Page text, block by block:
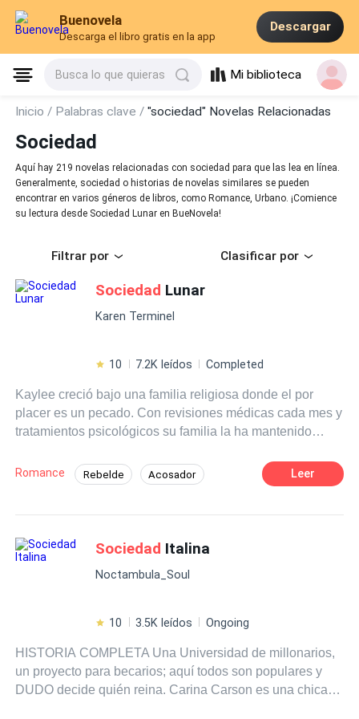
Buenovela
Descarga el libro gratis en la app
Descargar
Busca lo que quieras Mi biblioteca
Inicio / Palabras clave /"sociedad" Novelas Relacionadas
Sociedad
Aquí hay 219 novelas relacionadas con sociedad para que las lea en línea.
Generalmente, sociedad o historias de novelas similares se pueden
encontrar en varios géneros de libros, como Romance, Urbano. ¡Comience
su lectura desde Sociedad Lunar en BueNovela!
Filtrar por Clasificar por
Sociedad Lunar
Karen Terminel
10 7.2K leídos Completed
Kaylee creció bajo una familia religiosa donde el por
placer es un pecado. Con revisiones médicas cada mes y
tratamientos psicológicos su familia la ha mantenido
veinticinco y manteniéndose tiene un único deseo y es
dejar de serlo. Él creció bajo el rechazo familiar, donde
el chico perfecto. Educado, con notas perfectas y además
presidente de la
popularidad entre las chicas y la gran cantidad de dígitos
yo y su gran secreto. Su gran amor por el BDSM y la
2006264541578
Romance Rebelde Acosador
Romance oscuro CEO
Contemporánea
Leer
Sociedad Italina
Noctambula_Soul
10 3.5K leídos Ongoing
HISTORIA COMPLETA Una Universidad de millonarios,
un proyecto para becarios; aquí todos son populares y
DUDO decide quién reina. Carina Carson es una chica